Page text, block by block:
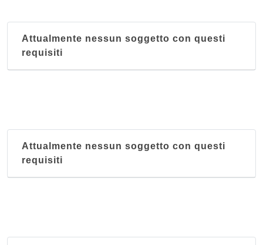
Attualmente nessun soggetto con questi
requisiti
Attualmente nessun soggetto con questi
requisiti